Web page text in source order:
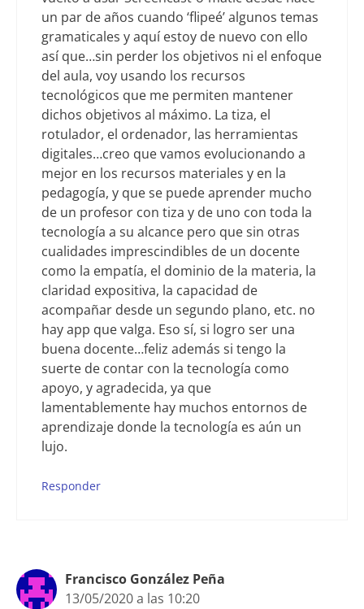
un par de años cuando ‘flipeé’ algunos temas
gramaticales y aquí estoy de nuevo con ello
así que…sin perder los objetivos ni el enfoque
del aula, voy usando los recursos
tecnológicos que me permiten mantener
dichos objetivos al máximo. La tiza, el
rotulador, el ordenador, las herramientas
digitales…creo que vamos evolucionando a
mejor en los recursos materiales y en la
pedagogía, y que se puede aprender mucho
de un profesor con tiza y de uno con toda la
tecnología a su alcance pero que sin otras
cualidades imprescindibles de un docente
como la empatía, el dominio de la materia, la
claridad expositiva, la capacidad de
acompañar desde un segundo plano, etc. no
hay app que valga. Eso sí, si logro ser una
buena docente…feliz además si tengo la
suerte de contar con la tecnología como
apoyo, y agradecida, ya que
lamentablemente hay muchos entornos de
aprendizaje donde la tecnología es aún un
lujo.
Responder
Francisco González Peña
13/05/2020 a las 10:20